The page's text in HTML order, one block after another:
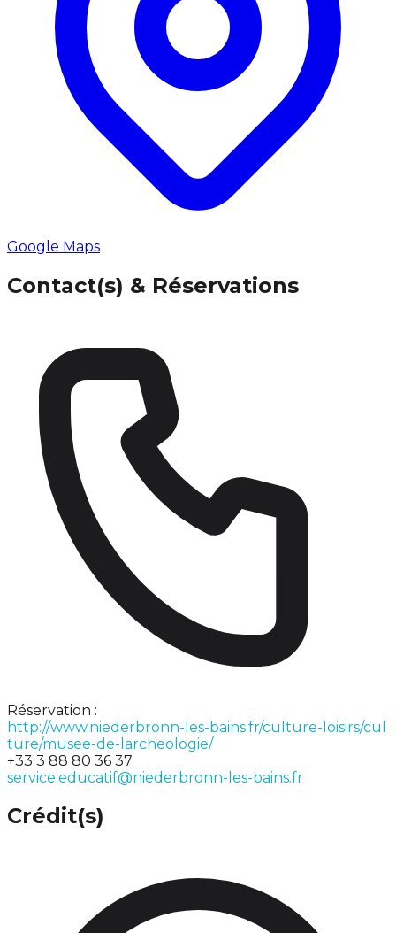
Google Maps
Contact(s) & Réservations
Réservation :
http://www.niederbronn-les-bains.fr/culture-loisirs/cul
ture/musee-de-larcheologie/
+33 3 88 80 36 37
service.educatif@niederbronn-les-bains.fr
Crédit(s)